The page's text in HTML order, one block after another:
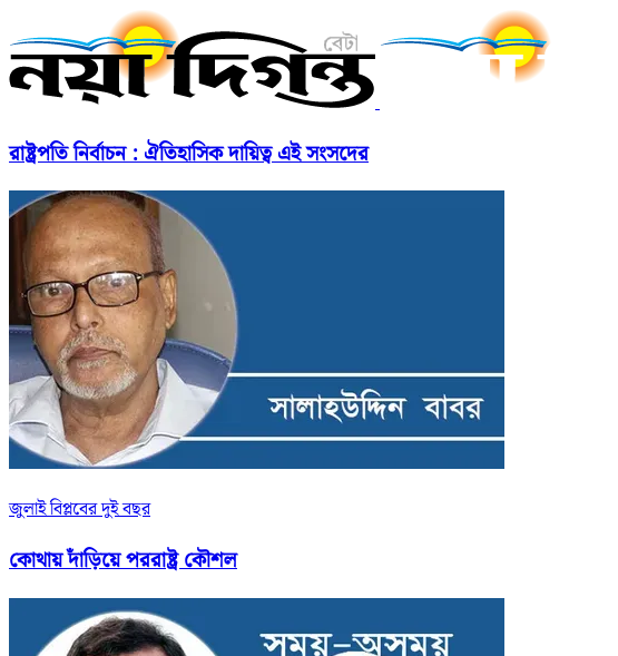
রাষ্ট্রপতি নির্বাচন : ঐতিহাসিক দায়িত্ব এই সংসদের
জুলাই বিপ্লবের দুই বছর
কোথায় দাঁড়িয়ে পররাষ্ট্র কৌশল